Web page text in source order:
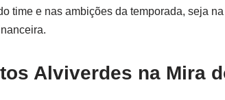
time e nas ambições da temporada, seja
Alviverdes na Mira